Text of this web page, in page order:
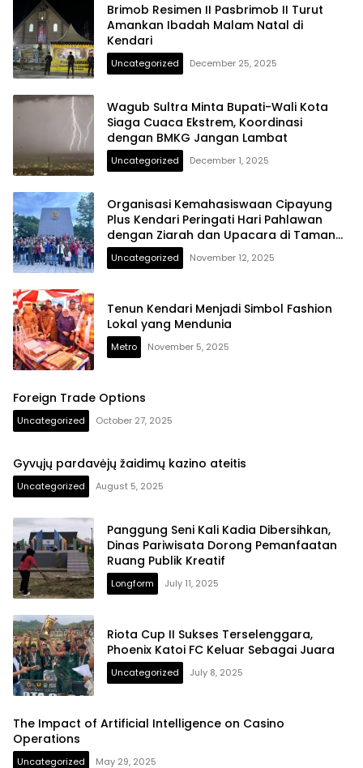
Brimob Resimen II Pasbrimob II Turut
Amankan Ibadah Malam Natal di
Kendari
Uncategorized December 25, 2025
Wagub Sultra Minta Bupati-Wali Kota
Siaga Cuaca Ekstrem, Koordinasi
dengan BMKG Jangan Lambat
Uncategorized December 1, 2025
Organisasi Kemahasiswaan Cipayung
Plus Kendari Peringati Hari Pahlawan
dengan Ziarah dan Upacara di Taman
Makam Pahlawan Watubangga
Uncategorized November 12, 2025
Tenun Kendari Menjadi Simbol Fashion
Lokal yang Mendunia
Metro November 5, 2025
Foreign Trade Options
Uncategorized October 27, 2025
Gyvųjų pardavėjų žaidimų kazino ateitis
Uncategorized August 5, 2025
Panggung Seni Kali Kadia Dibersihkan,
Dinas Pariwisata Dorong Pemanfaatan
Ruang Publik Kreatif
Longform July 11, 2025
Riota Cup II Sukses Terselenggara,
Phoenix Katoi FC Keluar Sebagai Juara
Uncategorized July 8, 2025
The Impact of Artificial Intelligence on Casino
Operations
Uncategorized May 29, 2025